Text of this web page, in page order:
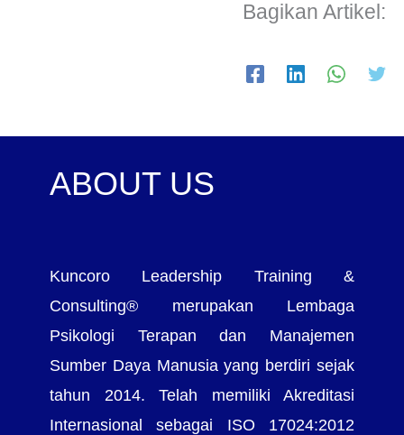
Bagikan Artikel:
ABOUT US
Kuncoro Leadership Training &
Consulting® merupakan Lembaga
Psikologi Terapan dan Manajemen
Sumber Daya Manusia yang berdiri sejak
tahun 2014. Telah memiliki Akreditasi
Internasional sebagai ISO 17024:2012